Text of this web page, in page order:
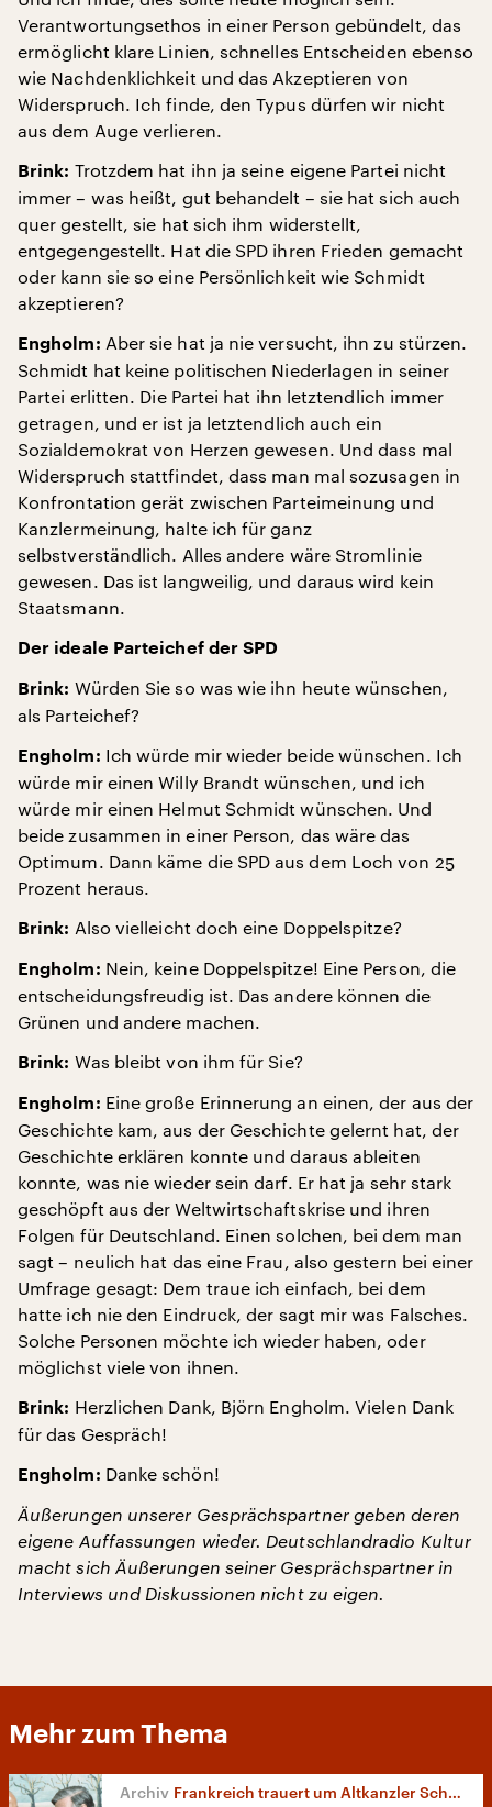
Verantwortungsethos in einer Person gebündelt, das
ermöglicht klare Linien, schnelles Entscheiden ebenso
wie Nachdenklichkeit und das Akzeptieren von
Widerspruch. Ich finde, den Typus dürfen wir nicht
aus dem Auge verlieren.
Brink: Trotzdem hat ihn ja seine eigene Partei nicht
immer – was heißt, gut behandelt – sie hat sich auch
quer gestellt, sie hat sich ihm widerstellt,
entgegengestellt. Hat die SPD ihren Frieden gemacht
oder kann sie so eine Persönlichkeit wie Schmidt
akzeptieren?
Engholm: Aber sie hat ja nie versucht, ihn zu stürzen.
Schmidt hat keine politischen Niederlagen in seiner
Partei erlitten. Die Partei hat ihn letztendlich immer
getragen, und er ist ja letztendlich auch ein
Sozialdemokrat von Herzen gewesen. Und dass mal
Widerspruch stattfindet, dass man mal sozusagen in
Konfrontation gerät zwischen Parteimeinung und
Kanzlermeinung, halte ich für ganz
selbstverständlich. Alles andere wäre Stromlinie
gewesen. Das ist langweilig, und daraus wird kein
Staatsmann.
Der ideale Parteichef der SPD
Brink: Würden Sie so was wie ihn heute wünschen,
als Parteichef?
Engholm: Ich würde mir wieder beide wünschen. Ich
würde mir einen Willy Brandt wünschen, und ich
würde mir einen Helmut Schmidt wünschen. Und
beide zusammen in einer Person, das wäre das
Optimum. Dann käme die SPD aus dem Loch von 25
Prozent heraus.
Brink: Also vielleicht doch eine Doppelspitze?
Engholm: Nein, keine Doppelspitze! Eine Person, die
entscheidungsfreudig ist. Das andere können die
Grünen und andere machen.
Brink: Was bleibt von ihm für Sie?
Engholm: Eine große Erinnerung an einen, der aus der
Geschichte kam, aus der Geschichte gelernt hat, der
Geschichte erklären konnte und daraus ableiten
konnte, was nie wieder sein darf. Er hat ja sehr stark
geschöpft aus der Weltwirtschaftskrise und ihren
Folgen für Deutschland. Einen solchen, bei dem man
sagt – neulich hat das eine Frau, also gestern bei einer
Umfrage gesagt: Dem traue ich einfach, bei dem
hatte ich nie den Eindruck, der sagt mir was Falsches.
Solche Personen möchte ich wieder haben, oder
möglichst viele von ihnen.
Brink: Herzlichen Dank, Björn Engholm. Vielen Dank
für das Gespräch!
Engholm: Danke schön!
Äußerungen unserer Gesprächspartner geben deren
eigene Auffassungen wieder. Deutschlandradio Kultur
macht sich Äußerungen seiner Gesprächspartner in
Interviews und Diskussionen nicht zu eigen.
Mehr zum Thema
Frankreich trauert um Altkanzler Schmidt